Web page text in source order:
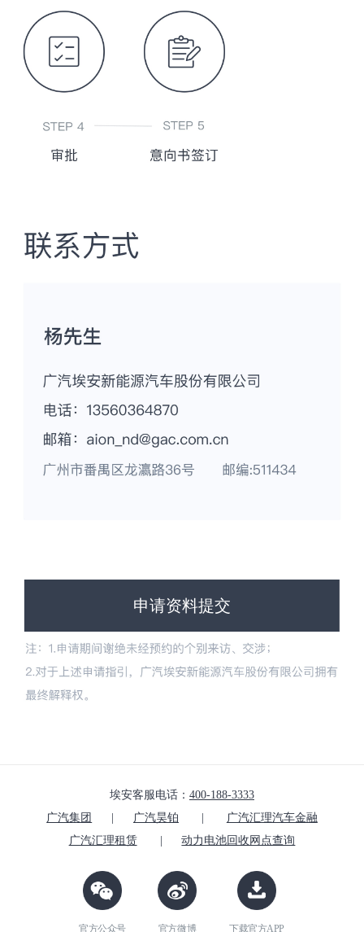
申请资料提交
埃安客服电话： 400-188-3333
广汽集团
| 广汽昊铂 |
广汽汇理汽车金融
广汽汇理租赁
| 动力电池回收网点查询
官方公众号 官方微博 下载官方APP